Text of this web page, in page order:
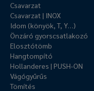
Csavarzat
Csavarzat | INOX
Idom (könyök, T, Y…)
Önzáró gyorscsatlakozó
Elosztótömb
Hangtompító
Hollanderes | PUSH-ON
Vágógyűrűs
Tömítés